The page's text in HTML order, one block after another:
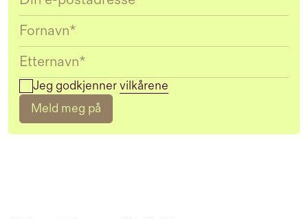
Jeg godkjennervilkårene
Meld meg på